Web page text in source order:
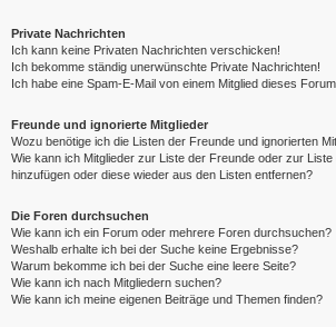
Private Nachrichten
Ich kann keine Privaten Nachrichten verschicken!
Ich bekomme ständig unerwünschte Private Nachrichten!
Ich habe eine Spam-E-Mail von einem Mitglied dieses
Freunde und ignorierte Mitglieder
Wozu benötige ich die Listen der Freunde und ignorierten
Wie kann ich Mitglieder zur Liste der Freunde oder zur
hinzufügen oder diese wieder aus den Listen entfernen?
Die Foren durchsuchen
Wie kann ich ein Forum oder mehrere Foren durchsuchen?
Weshalb erhalte ich bei der Suche keine Ergebnisse?
Warum bekomme ich bei der Suche eine leere Seite?
Wie kann ich nach Mitgliedern suchen?
Wie kann ich meine eigenen Beiträge und Themen finden?